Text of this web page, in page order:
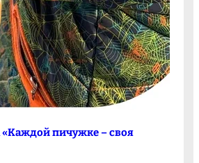
«Каждой пичужке – своя